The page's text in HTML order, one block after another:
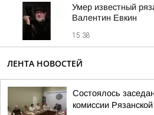
Умер известный
Валентин Евкин
15:38
ЛЕНТА НОВОСТЕЙ
Состоялось
комиссии